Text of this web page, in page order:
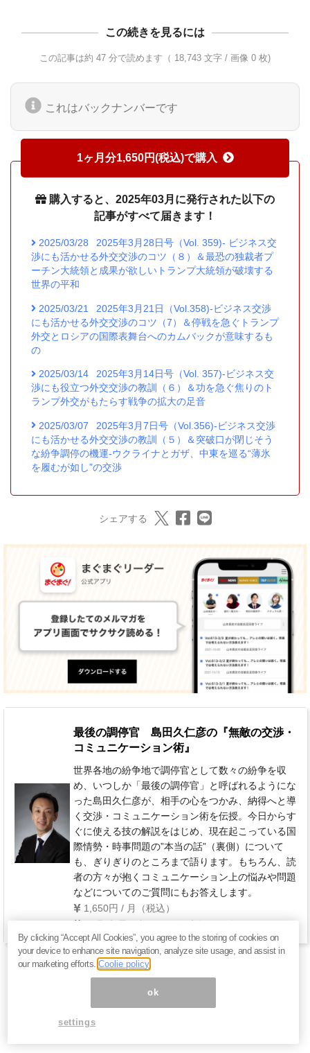
この続きを見るには
この記事は約 47 分で読めます（ 18,743 文字 / 画像 0 枚)
これはバックナンバーです
1ヶ月分1,650円(税込)で購入
購入すると、2025年03月に発行された以下の
記事がすべて届きます！
2025/03/28
2025年3月28日号（Vol. 359)- ビジネス交
渉にも活かせる外交交渉のコツ（８）＆最恐の独裁者プ
ーチン大統領と成果が欲しいトランプ大統領が破壊する
世界の平和
2025/03/21
2025年3月21日（Vol.358)-ビジネス交渉
にも活かせる外交交渉のコツ（7）＆停戦を急ぐトランプ
外交とロシアの国際表舞台へのカムバックが意味するも
の
2025/03/14
2025年3月14日号（Vol. 357)-ビジネス交
渉にも役立つ外交交渉の教訓（６）＆功を急ぐ焦りのト
ランプ外交がもたらす戦争の拡大の足音
2025/03/07
2025年3月7日号（Vol.356)-ビジネス交渉
にも活かせる外交交渉の教訓（５）＆突破口が閉じそう
な紛争調停の機運‐ウクライナとガザ、中東を巡る“薄氷
を履むが如し”の交渉
シェアする
最後の調停官 島田久仁彦の『無敵の交渉・
コミュニケーション術』
世界各地の紛争地で調停官として数々の紛争を収
め、いつしか「最後の調停官」と呼ばれるようにな
った島田久仁彦が、相手の心をつかみ、納得へと導
く交渉・コミュニケーション術を伝授。今日からす
ぐに使える技の解説をはじめ、現在起こっている国
際情勢・時事問題の”本当の話”（裏側）について
も、ぎりぎりのところまで語ります。もちろん、読
者の方々が抱くコミュニケーション上の悩みや問題
などについてのご質問にもお答えします。
1,650円 / 月（税込）
By clicking “Accept All Cookies”, you agree to the storing of cookies on
your device to enhance site navigation, analyze site usage, and assist in
our marketing efforts.Coolie policy
ok
settings